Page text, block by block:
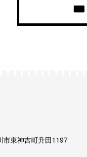
市東神吉町升田1197